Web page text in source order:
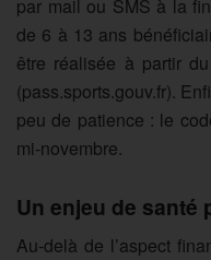
par mail ou SMS à la
de 6 à 13 ans
être réalisée à partir
(pass.sports.gouv.fr).
peu de patience : le
mi-novembre.
Un enjeu de santé
Au-delà de l’aspect